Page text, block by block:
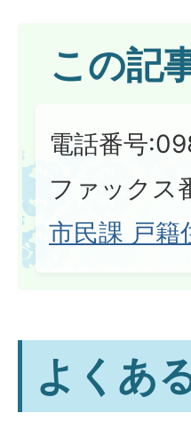
この記
電話番号
ファック
市民課 戸籍
よくあ